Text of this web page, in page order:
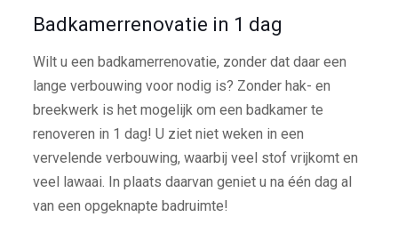
Badkamerrenovatie in 1 dag
Wilt u een badkamerrenovatie, zonder dat daar een
lange verbouwing voor nodig is? Zonder hak- en
breekwerk is het mogelijk om een badkamer te
renoveren in 1 dag! U ziet niet weken in een
vervelende verbouwing, waarbij veel stof vrijkomt en
veel lawaai. In plaats daarvan geniet u na één dag al
van een opgeknapte badruimte!